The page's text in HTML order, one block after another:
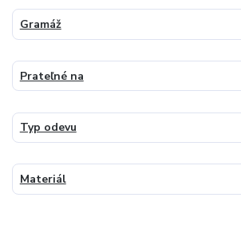
Gramáž
Prateľné na
Typ odevu
Materiál